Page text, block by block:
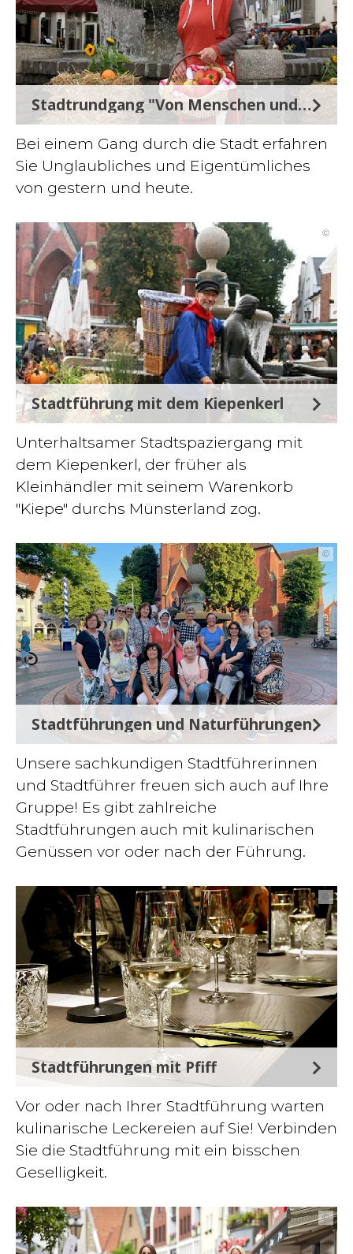
Stadtrundgang "Von Menschen und Marotten"
Bei einem Gang durch die Stadt erfahren
Sie Unglaubliches und Eigentümliches
von gestern und heute.
©
Stadtführung mit dem Kiepenkerl
Unterhaltsamer Stadtspaziergang mit
dem Kiepenkerl, der früher als
Kleinhändler mit seinem Warenkorb
"Kiepe" durchs Münsterland zog.
©
Stadtführungen und Naturführungen
Unsere sachkundigen Stadtführerinnen
und Stadtführer freuen sich auch auf Ihre
Gruppe! Es gibt zahlreiche
Stadtführungen auch mit kulinarischen
Genüssen vor oder nach der Führung.
©
Stadtführungen mit Pfiff
Vor oder nach Ihrer Stadtführung warten
kulinarische Leckereien auf Sie! Verbinden
Sie die Stadtführung mit ein bisschen
Geselligkeit.
©